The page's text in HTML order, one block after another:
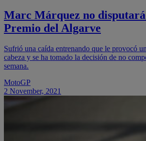
Marc Márquez no
Premio del Algarve
Sufrió una caída entrenando que le provocó
cabeza y se ha tomado la decisión de no
semana.
MotoGP
2 November, 2021